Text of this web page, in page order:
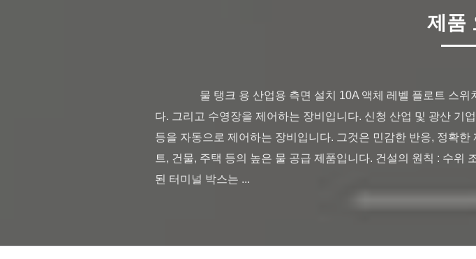
제품
다. 그리고 수영장을 제어하는 ​​장비입니다. 신청 산업 및 광산 기
등을 자동으로 제어하는 ​​장비입니다. 그것은 민감한 반응, 정확
트, 건물, 주택 등의 높은 물 공급 제품입니다. 건설의 원칙 : 수
된 터미널 박스는 ...